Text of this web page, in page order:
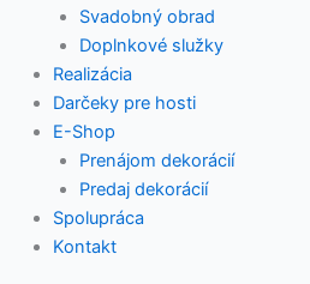
Svadobný obrad
Doplnkové služky
Realizácia
Darčeky pre hosti
E-Shop
Prenájom dekorácií
Predaj dekorácií
Spolupráca
Kontakt